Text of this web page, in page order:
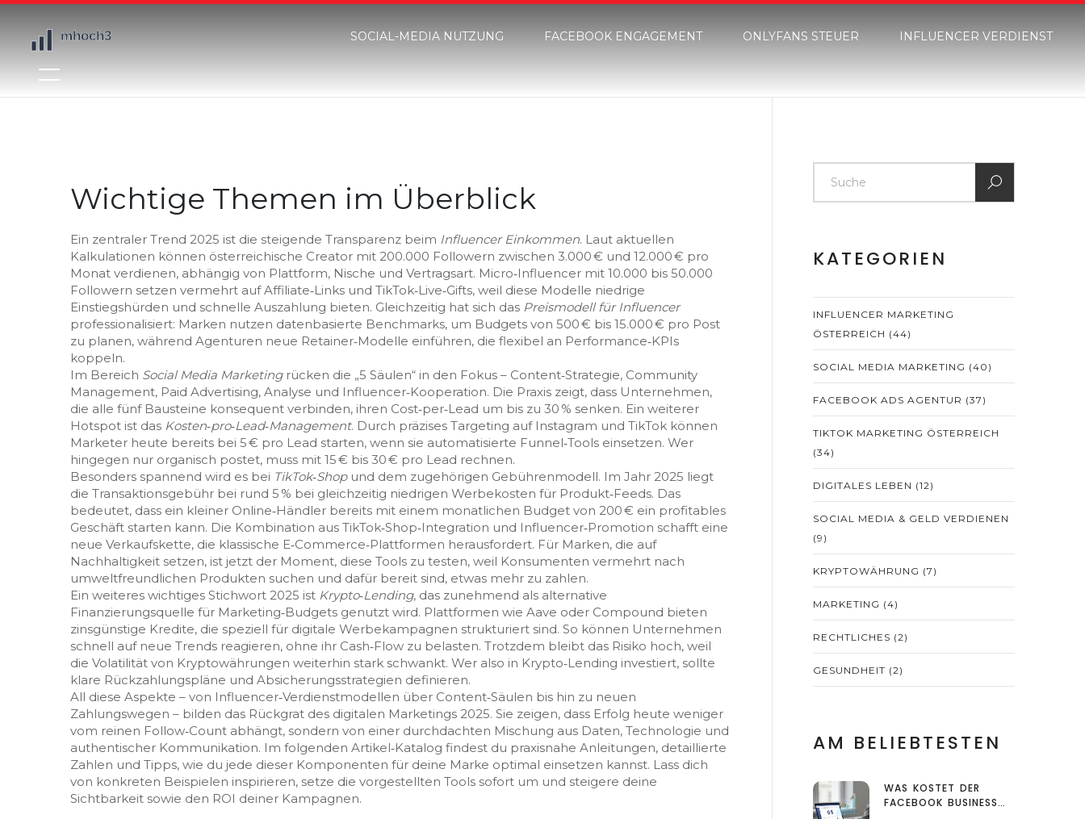
SOCIAL-MEDIA NUTZUNG FACEBOOK ENGAGEMENT ONLYFANS STEUER INFLUENCER VERDIENST
Wichtige Themen im Überblick
Ein zentraler Trend 2025 ist die steigende Transparenz beim Influencer Einkommen. Laut aktuellen
Kalkulationen können österreichische Creator mit 200.000 Followern zwischen 3.000 € und 12.000 € pro
Monat verdienen, abhängig von Plattform, Nische und Vertragsart. Micro‑Influencer mit 10.000 bis 50.000
Followern setzen vermehrt auf Affiliate‑Links und TikTok‑Live‑Gifts, weil diese Modelle niedrige
Einstiegshürden und schnelle Auszahlung bieten. Gleichzeitig hat sich das Preismodell für Influencer
professionalisiert: Marken nutzen datenbasierte Benchmarks, um Budgets von 500 € bis 15.000 € pro Post
zu planen, während Agenturen neue Retainer‑Modelle einführen, die flexibel an Performance‑KPIs
koppeln.
Im Bereich Social Media Marketingrücken die „5 Säulen“ in den Fokus – Content‑Strategie, Community
Management, Paid Advertising, Analyse und Influencer‑Kooperation. Die Praxis zeigt, dass Unternehmen,
die alle fünf Bausteine konsequent verbinden, ihren Cost‑per‑Lead um bis zu 30 % senken. Ein weiterer
Hotspot ist das Kosten‑pro‑Lead‑Management. Durch präzises Targeting auf Instagram und TikTok können
Marketer heute bereits bei 5 € pro Lead starten, wenn sie automatisierte Funnel‑Tools einsetzen. Wer
hingegen nur organisch postet, muss mit 15 € bis 30 € pro Lead rechnen.
Besonders spannend wird es bei TikTok‑Shopund dem zugehörigen Gebührenmodell. Im Jahr 2025 liegt
die Transaktionsgebühr bei rund 5 % bei gleichzeitig niedrigen Werbekosten für Produkt‑Feeds. Das
bedeutet, dass ein kleiner Online‑Händler bereits mit einem monatlichen Budget von 200 € ein profitables
Geschäft starten kann. Die Kombination aus TikTok‑Shop‑Integration und Influencer‑Promotion schafft eine
neue Verkaufskette, die klassische E‑Commerce‑Plattformen herausfordert. Für Marken, die auf
Nachhaltigkeit setzen, ist jetzt der Moment, diese Tools zu testen, weil Konsumenten vermehrt nach
umweltfreundlichen Produkten suchen und dafür bereit sind, etwas mehr zu zahlen.
Ein weiteres wichtiges Stichwort 2025 ist Krypto‑Lending, das zunehmend als alternative
Finanzierungsquelle für Marketing‑Budgets genutzt wird. Plattformen wie Aave oder Compound bieten
zinsgünstige Kredite, die speziell für digitale Werbekampagnen strukturiert sind. So können Unternehmen
schnell auf neue Trends reagieren, ohne ihr Cash‑Flow zu belasten. Trotzdem bleibt das Risiko hoch, weil
die Volatilität von Kryptowährungen weiterhin stark schwankt. Wer also in Krypto‑Lending investiert, sollte
klare Rückzahlungspläne und Absicherungsstrategien definieren.
All diese Aspekte – von Influencer‑Verdienstmodellen über Content‑Säulen bis hin zu neuen
Zahlungswegen – bilden das Rückgrat des digitalen Marketings 2025. Sie zeigen, dass Erfolg heute weniger
vom reinen Follow‑Count abhängt, sondern von einer durchdachten Mischung aus Daten, Technologie und
authentischer Kommunikation. Im folgenden Artikel‑Katalog findest du praxisnahe Anleitungen, detaillierte
Zahlen und Tipps, wie du jede dieser Komponenten für deine Marke optimal einsetzen kannst. Lass dich
von konkreten Beispielen inspirieren, setze die vorgestellten Tools sofort um und steigere deine
Sichtbarkeit sowie den ROI deiner Kampagnen.
KATEGORIEN
INFLUENCER MARKETING
ÖSTERREICH (44)
SOCIAL MEDIA MARKETING (40)
FACEBOOK ADS AGENTUR (37)
TIKTOK MARKETING ÖSTERREICH
(34)
DIGITALES LEBEN (12)
SOCIAL MEDIA & GELD VERDIENEN
(9)
KRYPTOWÄHRUNG (7)
MARKETING (4)
RECHTLICHES (2)
GESUNDHEIT (2)
AM BELIEBTESTEN
WAS KOSTET DER
FACEBOOK BUSINESS